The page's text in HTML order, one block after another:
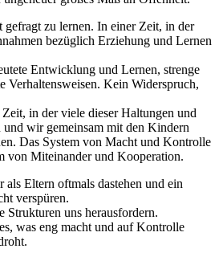
zu lernen. In einer Zeit, in der
bezüglich Erziehung und Lernen
Entwicklung und Lernen, strenge
Verhaltensweisen. Kein Widerspruch,
in der viele dieser Haltungen und
wir gemeinsam mit den Kindern
Das System von Macht und Kontrolle
von Miteinander und Kooperation.
Eltern oftmals dastehen und ein
verspüren.
Strukturen uns herausfordern.
was eng macht und auf Kontrolle